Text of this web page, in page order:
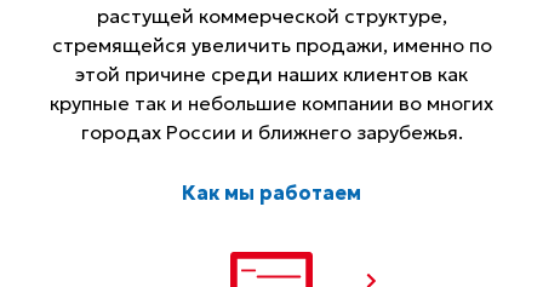
растущей коммерческой структуре,
стремящейся увеличить продажи, именно по
этой причине среди наших клиентов как
крупные так и небольшие компании во многих
городах России и ближнего зарубежья.
Как мы работаем